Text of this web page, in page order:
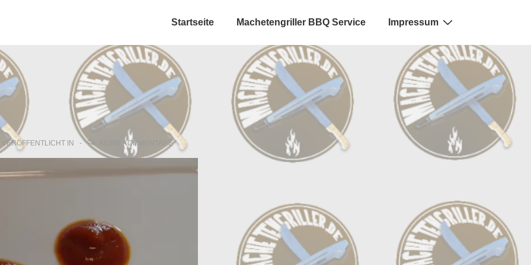
Hauptnavigation
Startseite Machetengriller BBQ Service Impressum
VERÖFFENTLICHT IN KEINE KOMMENTARE